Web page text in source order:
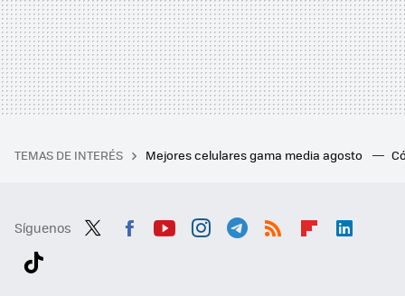
TEMAS DE INTERÉS Mejores celulares gama media agosto
Síguenos